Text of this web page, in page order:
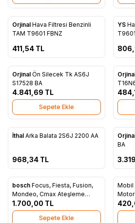
Favorilere Ekle
Orjinal Hava Filtresi Benzinli
TAM T9601 FBNZ
411,54 TL
Tükendi
YS
Favorilere Ekle
Orjinal Ön Silecek Tk AS6J
S17528 BA
4.841,69 TL
Sepete Ekle
İthal
Arka Balata 2S6J 2200 AA
968,34 TL
Tükendi
BA
Favorilere Ekle
bosch Focus, Fiesta, Fusion,
Mondeo, Cmax Ateşleme
Bobini - 4M5G 12029 ZA
1.700,00 TL
Sepete Ekle
Yeni
Mobil
Motor